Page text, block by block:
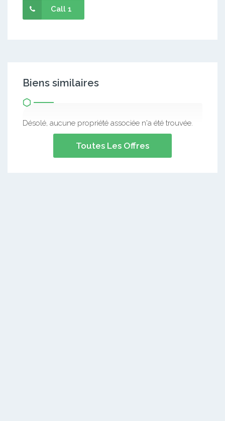
Call 1
Biens similaires
Désolé, aucune propriété associée n'a été trouvée.
Toutes Les Offres